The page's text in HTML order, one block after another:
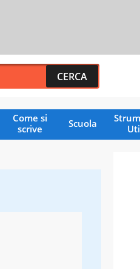
Come si
scrive
Scuola